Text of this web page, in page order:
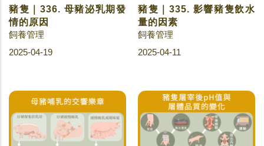
豬隻｜336. 母豬泌乳期發
情的原因
飼養管理
2025-04-19
豬隻｜335. 影響豬隻飲水
量的因素
飼養管理
2025-04-11